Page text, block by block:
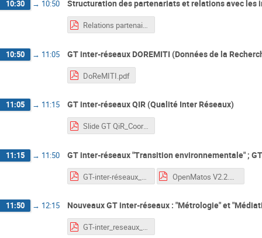
10:30 → 10:50 Structuration des partenariats et relations avec les
Relations partenaires V. Poinsot.pdf
10:50 → 11:05 GT inter-réseaux DOREMITI (Données de la
DoReMITI.pdf
11:05 → 11:15 GT inter-réseaux QIR (Qualité Inter Réseaux)
Slide GT QiR_Coordinateurs réseaux MITI_27052026.pdf
11:15 → 11:50 GT inter-réseaux "Transition environnementale" ;
GT-inter-réseaux_TransitionEnvir-Pratiques.pdf OpenMatos V2.2.pdf
11:50 → 12:15 Nouveaux GT inter-réseaux : "Métrologie" et
GT-inter_reseaux_Metrologie_presentation-coordinateurs-reseaux-MITI_20260527.pdf